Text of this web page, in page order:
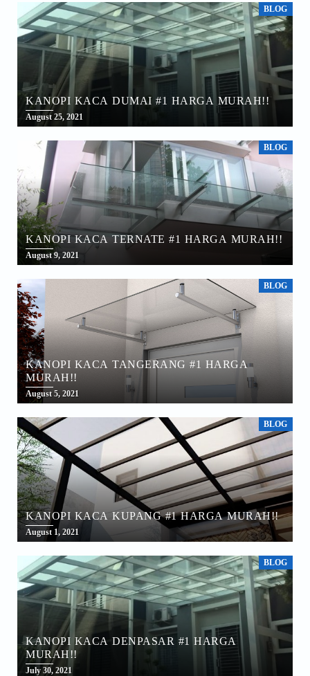
BLOG
KANOPI KACA DUMAI #1 HARGA MURAH!!
August 25, 2021
BLOG
KANOPI KACA TERNATE #1 HARGA MURAH!!
August 9, 2021
BLOG
KANOPI KACA TANGERANG #1 HARGA
MURAH!!
August 5, 2021
BLOG
KANOPI KACA KUPANG #1 HARGA MURAH!!
August 1, 2021
BLOG
KANOPI KACA DENPASAR #1 HARGA
MURAH!!
July 30, 2021